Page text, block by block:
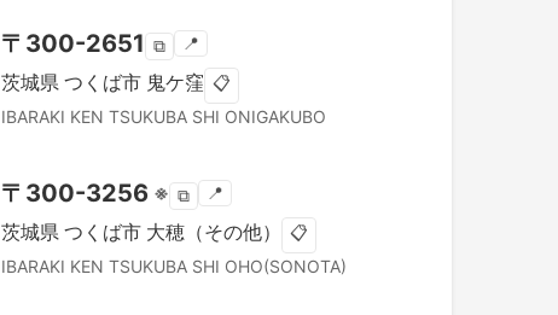
〒 300-2651 ⧉ 📍
茨城県 つくば市 鬼ケ窪 📋
IBARAKI KEN TSUKUBA SHI ONIGAKUBO
〒 300-3256 ※ ⧉ 📍
茨城県 つくば市 大穂（その他） 📋
IBARAKI KEN TSUKUBA SHI OHO(SONOTA)